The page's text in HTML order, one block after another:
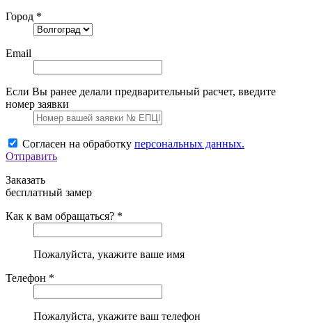
Город *
Email
Если Вы ранее делали предварительный расчет, введите
номер заявки
Согласен на обработку персональных данных.
Отправить
Заказать
бесплатный замер
Как к вам обращаться? *
Пожалуйста, укажите ваше имя
Телефон *
Пожалуйста, укажите ваш телефон